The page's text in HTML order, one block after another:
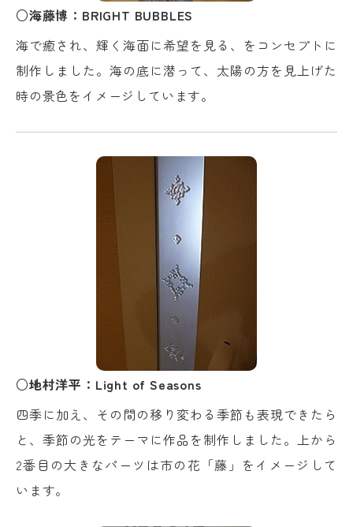
○海藤博：BRIGHT BUBBLES
海で癒され、輝く海面に希望を見る、をコンセプトに
制作しました。海の底に潜って、太陽の方を見上げた
時の景色をイメージしています。
○地村洋平：Light of Seasons
四季に加え、その間の移り変わる季節も表現できたら
と、季節の光をテーマに作品を制作しました。上から
2番目の大きなパーツは市の花「藤」をイメージして
います。